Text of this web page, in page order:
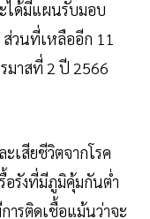
ได้มีแผนรับมอบ
วนที่เหลืออีก 11
มาสที่ 2 ปี 2566
เสียชีวิตจากโรค
อรังที่มีภูมิคุ้มกันต่ำ
ารติดเชื้อแม้นว่าจะ